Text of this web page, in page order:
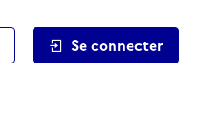
Se connecter